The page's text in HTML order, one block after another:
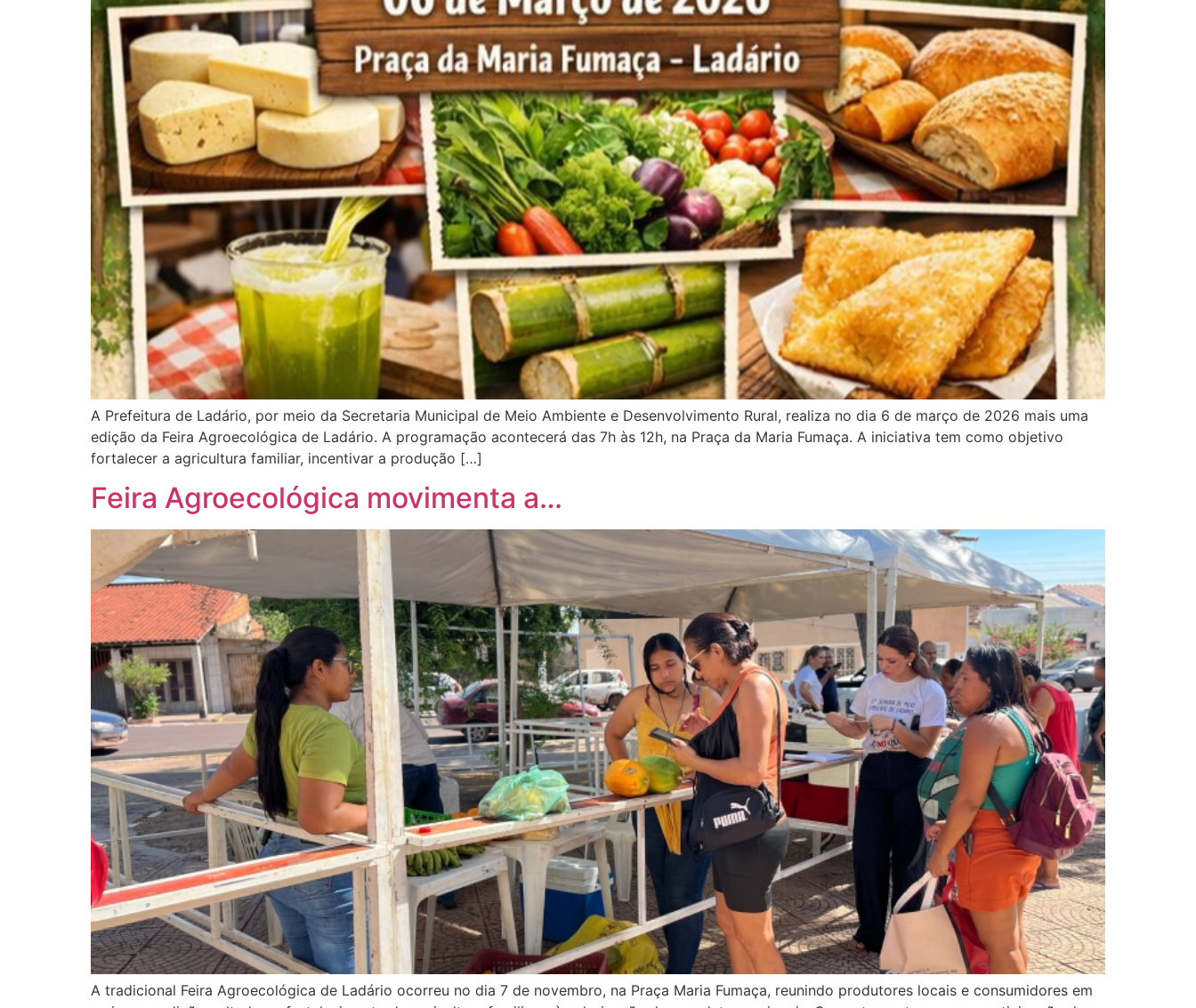
A Prefeitura de Ladário, por meio da Secretaria Municipal de Meio Ambiente e Desenvolvimento Rural, realiza no dia 6 de março de 2026 mais uma
edição da Feira Agroecológica de Ladário. A programação acontecerá das 7h às 12h, na Praça da Maria Fumaça. A iniciativa tem como objetivo
fortalecer a agricultura familiar, incentivar a produção […]
Feira Agroecológica movimenta a…
A tradicional Feira Agroecológica de Ladário ocorreu no dia 7 de novembro, na Praça Maria Fumaça, reunindo produtores locais e consumidores em